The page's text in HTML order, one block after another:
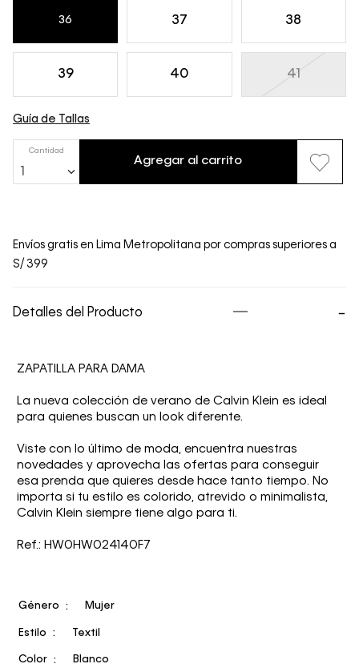
36 37 38
39 40 41
Guía de Tallas
Cantidad
Agregar al carrito
Envíos gratis en Lima Metropolitana por compras superiores a
S/ 399
Detalles del Producto
ZAPATILLA PARA DAMA
La nueva colección de verano de Calvin Klein es ideal
para quienes buscan un look diferente.
Viste con lo último de moda, encuentra nuestras
novedades y aprovecha las ofertas para conseguir
esa prenda que quieres desde hace tanto tiempo. No
importa si tu estilo es colorido, atrevido o minimalista,
Calvin Klein siempre tiene algo para ti.
Ref.: HW0HW024140F7
Género Mujer
Estilo Textil
Color Blanco